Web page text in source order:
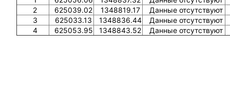
2
625039.02 1348819.17
Данные отсутствуют
3
625033.13 1348836.44
Данные отсутствуют
4
625053.95 1348843.52 Данные отсутствуют